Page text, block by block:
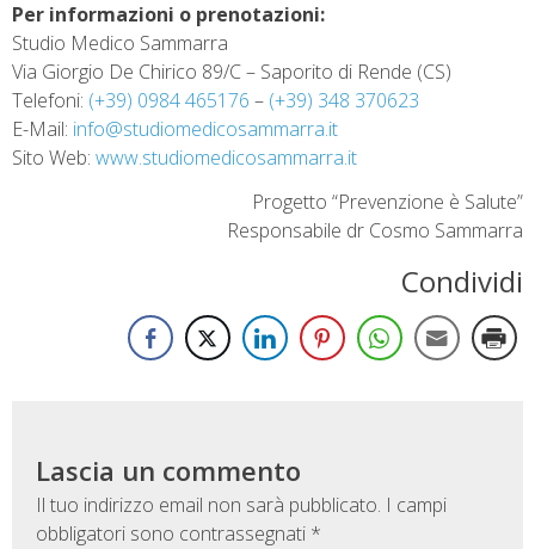
Per informazioni o prenotazioni:
Studio Medico Sammarra
Via Giorgio De Chirico 89/C – Saporito di Rende (CS)
Telefoni: (+39) 0984 465176 – (+39) 348 370623
E-Mail: info@studiomedicosammarra.it
Sito Web: www.studiomedicosammarra.it
Progetto “Prevenzione è Salute”
Responsabile dr Cosmo Sammarra
Condividi
Lascia un commento
Il tuo indirizzo email non sarà pubblicato. I campi
obbligatori sono contrassegnati *